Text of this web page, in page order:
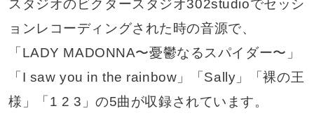
スタジオのビクタースタジオ302studioでセッシ
ョンレコーディングされた時の音源で、
「LADY MADONNA〜憂鬱なるスパイダー〜」
「I saw you in the rainbow」「Sally」「裸の王
様」「1 2 3」の5曲が収録されています。